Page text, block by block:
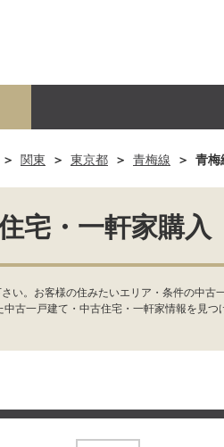
事業投資用
関東 東京都 青梅線 青梅
宅・一軒家購入
。お客様の住みたいエリア・条件の中古
古一戸建て・中古住宅・一軒家情報を見